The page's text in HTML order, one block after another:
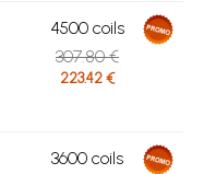
4500 coils
307.80 €
223.42 €
3600 coils